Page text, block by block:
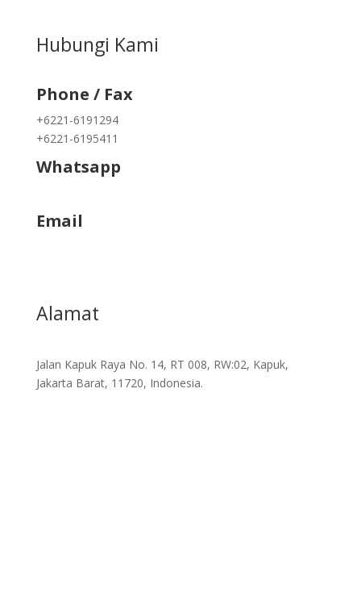
Hubungi Kami
Phone / Fax
+6221-6191294
+6221-6195411
Whatsapp
Email
Alamat
Jalan Kapuk Raya No. 14, RT 008, RW:02, Kapuk,
Jakarta Barat, 11720, Indonesia.